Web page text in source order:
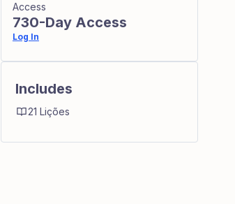
Access
730-Day Access
Log In
Includes
21 Lições